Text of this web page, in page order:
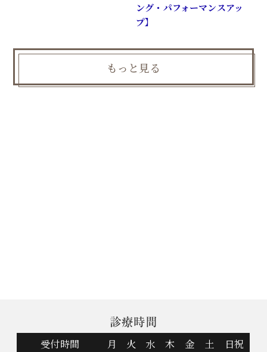
ング・パフォーマンスアッ
プ】
もっと見る
診療時間
受付時間 月 火 水 木 金 土 日祝